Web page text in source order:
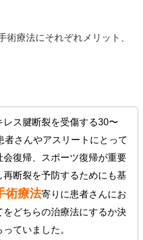
術療法にそれぞれメリット、
レス腱断裂を受傷する30〜
者さんやアスリートにとって
会復帰、スポーツ復帰が重要
再断裂を予防するためにも基
術療法寄りに患者さんにお
をどちらの治療法にするか決
ていました。